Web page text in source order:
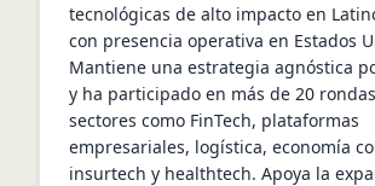
tecnológicas de alto impacto en
con presencia operativa en Estados
Mantiene una estrategia agnóstica
y ha participado en más de 20
sectores como FinTech, plataformas
empresariales, logística, economía
insurtech y healthtech. Apoya la